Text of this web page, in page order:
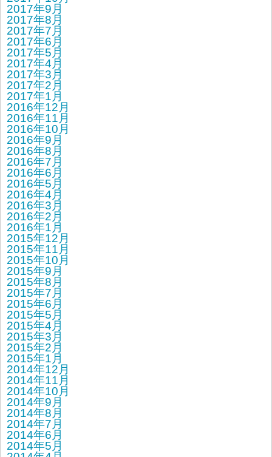
2017年9月
2017年8月
2017年7月
2017年6月
2017年5月
2017年4月
2017年3月
2017年2月
2017年1月
2016年12月
2016年11月
2016年10月
2016年9月
2016年8月
2016年7月
2016年6月
2016年5月
2016年4月
2016年3月
2016年2月
2016年1月
2015年12月
2015年11月
2015年10月
2015年9月
2015年8月
2015年7月
2015年6月
2015年5月
2015年4月
2015年3月
2015年2月
2015年1月
2014年12月
2014年11月
2014年10月
2014年9月
2014年8月
2014年7月
2014年6月
2014年5月